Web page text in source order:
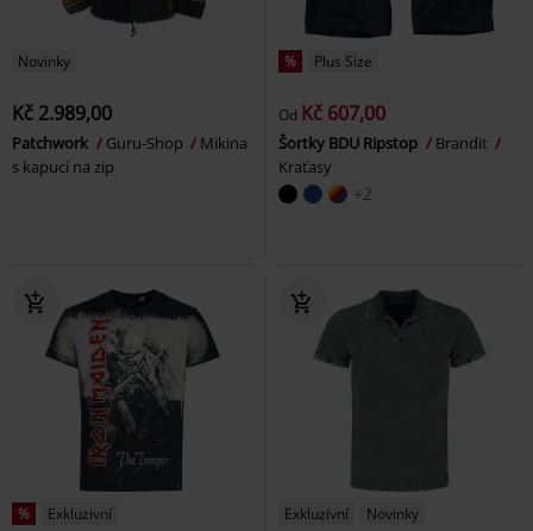
Novinky
Kč 2.989,00
Patchwork Guru-Shop
Mikina
s kapucí na zip
% Plus Size
Od Kč 607,00
Šortky BDU Ripstop
Brandit
Kraťasy
+2
% Exkluzivní Exkluzivní Novinky